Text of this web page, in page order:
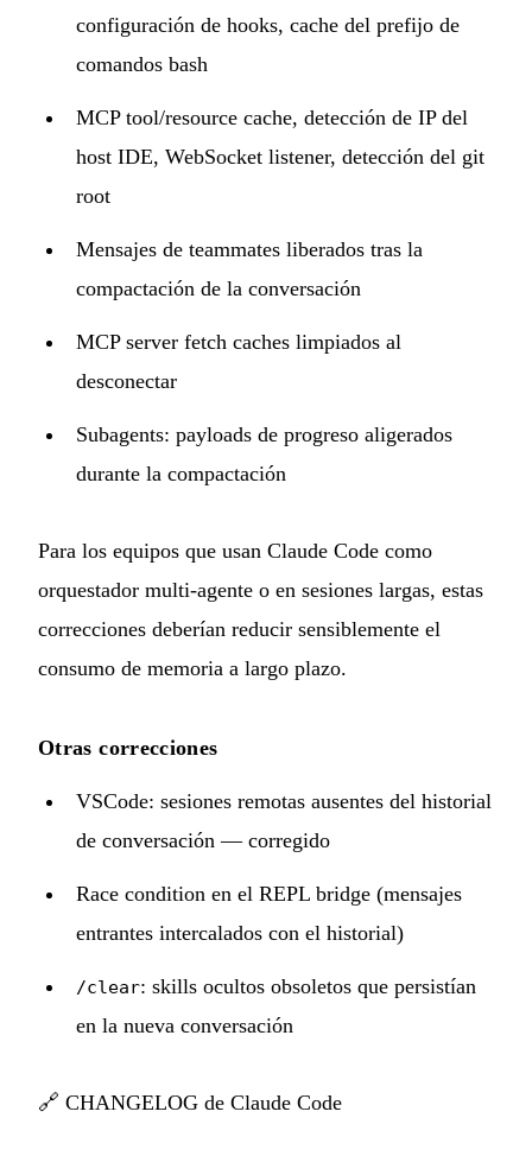
configuración de hooks, cache del prefijo de
comandos bash
MCP tool/resource cache, detección de IP del
host IDE, WebSocket listener, detección del git
root
Mensajes de teammates liberados tras la
compactación de la conversación
MCP server fetch caches limpiados al
desconectar
Subagents: payloads de progreso aligerados
durante la compactación
Para los equipos que usan Claude Code como
orquestador multi-agente o en sesiones largas, estas
correcciones deberían reducir sensiblemente el
consumo de memoria a largo plazo.
Otras correcciones
VSCode: sesiones remotas ausentes del historial
de conversación — corregido
Race condition en el REPL bridge (mensajes
entrantes intercalados con el historial)
/clear: skills ocultos obsoletos que persistían
en la nueva conversación
🔗 CHANGELOG de Claude Code